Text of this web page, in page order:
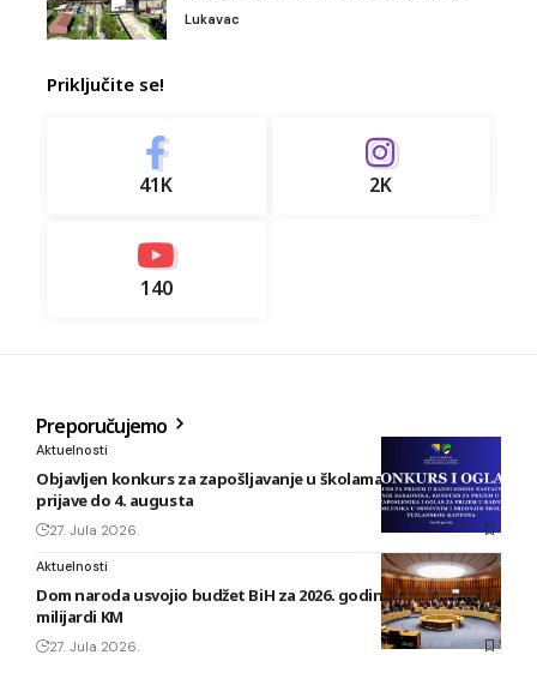
Lukavac
Priključite se!
41K 2K
140
Preporučujemo
Aktuelnosti
Objavljen konkurs za zapošljavanje u školama TK: Rok za
prijave do 4. augusta
27. Jula 2026.
Aktuelnosti
Dom naroda usvojio budžet BiH za 2026. godinu vrijedan 1,58
milijardi KM
27. Jula 2026.